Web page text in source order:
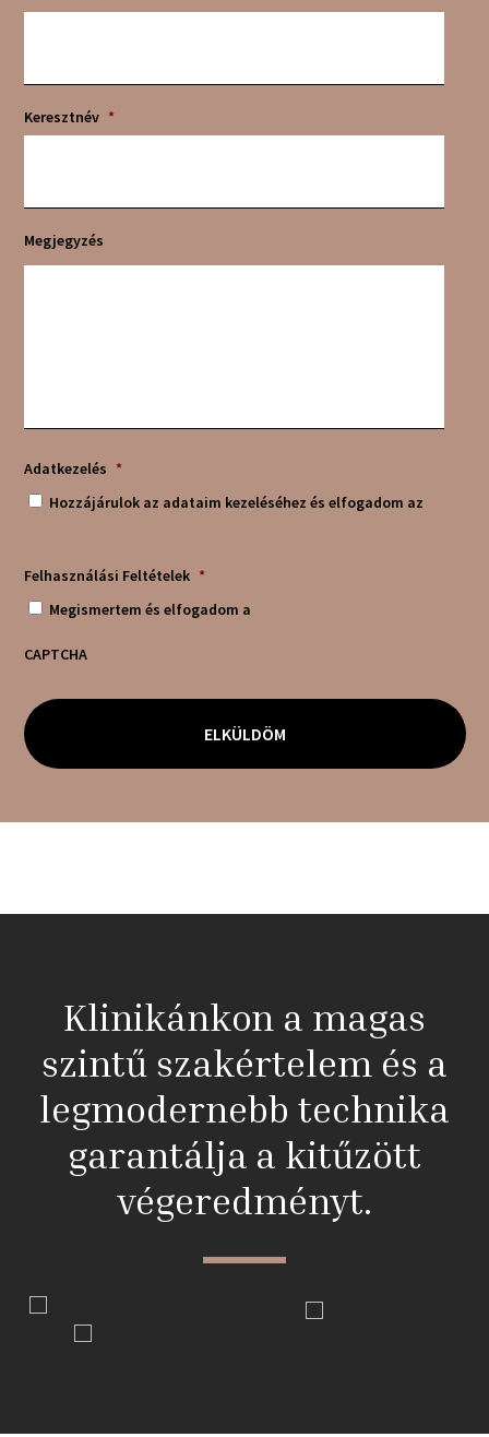
Keresztnév *
Megjegyzés
Adatkezelés *
Hozzájárulok az adataim kezeléséhez és elfogadom az
Felhasználási Feltételek *
Megismertem és elfogadom a
CAPTCHA
Klinikánkon a magas
szintű szakértelem és a
legmodernebb technika
garantálja a kitűzött
végeredményt.